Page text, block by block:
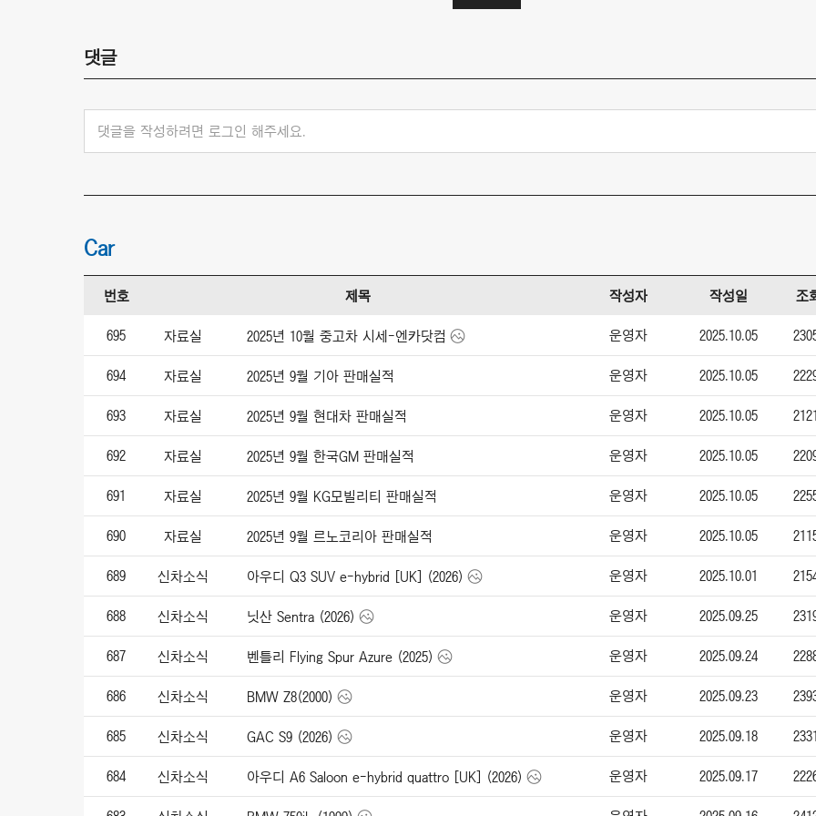
댓글
댓글을 작성하려면 로그인 해주세요.
Car
번호 제목 작성자 작성일 조
695 자료실 2025년 10월 중고차 시세-엔카닷컴 운영자 2025.10.05
694 자료실 2025년 9월 기아 판매실적 운영자 2025.10.05
693 자료실 2025년 9월 현대차 판매실적 운영자 2025.10.05
692 자료실 2025년 9월 한국GM 판매실적 운영자 2025.10.05
691 자료실 2025년 9월 KG모빌리티 판매실적 운영자 2025.10.05
690 자료실 2025년 9월 르노코리아 판매실적 운영자 2025.10.05
689 신차소식 아우디 Q3 SUV e-hybrid [UK] (2026) 운영자 2025.10.01
688 신차소식 닛산 Sentra (2026) 운영자 2025.09.25
687 신차소식 벤틀리 Flying Spur Azure (2025) 운영자 2025.09.24
686 신차소식 BMW Z8(2000) 운영자 2025.09.23
685 신차소식 GAC S9 (2026) 운영자 2025.09.18
684 신차소식 아우디 A6 Saloon e-hybrid quattro [UK] (2026) 운영자 2025.09.17